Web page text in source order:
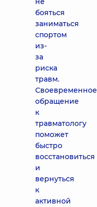
бояться
заниматься
спортом
из-
за
риска
травм.
Своевременное
обращение
к
травматологу
поможет
быстро
восстановиться
и
вернуться
к
активной